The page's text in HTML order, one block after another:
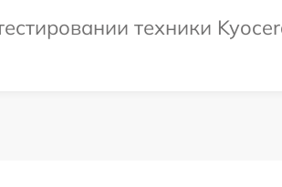
техники